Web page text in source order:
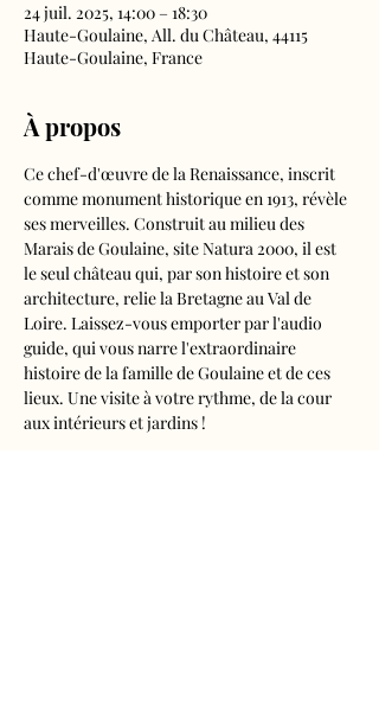
24 juil. 2025, 14:00 – 18:30
Haute-Goulaine, All. du Château, 44115
Haute-Goulaine, France
À propos
Ce chef-d'œuvre de la Renaissance, inscrit
comme monument historique en 1913, révèle
ses merveilles. Construit au milieu des
Marais de Goulaine, site Natura 2000, il est
le seul château qui, par son histoire et son
architecture, relie la Bretagne au Val de
Loire. Laissez-vous emporter par l'audio
guide, qui vous narre l'extraordinaire
histoire de la famille de Goulaine et de ces
lieux. Une visite à votre rythme, de la cour
aux intérieurs et jardins !